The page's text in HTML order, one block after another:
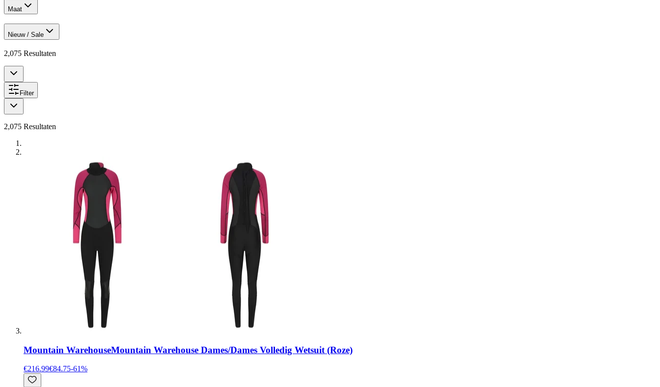
Maat
Nieuw / Sale
2,075 Resultaten
Filter
2,075 Resultaten
Mountain WarehouseMountain Warehouse Dames/Dames Volledig Wetsuit (Roze)
€216.99€84.75-61%